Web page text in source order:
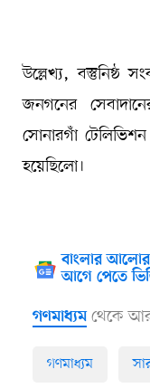
উল্লেখ্য, বস্তুনিষ্ঠ
জনগনের
সোনারগাঁ
হয়েছিলো।
বাংলার
আগে পেতে
গণমাধ্যমথেকে
গণমাধ্যম